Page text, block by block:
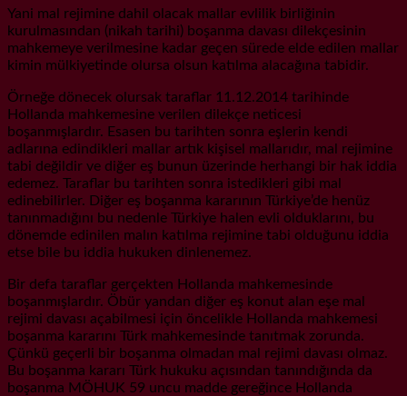
Yani mal rejimine dahil olacak mallar evlilik birliğinin
kurulmasından (nikah tarihi) boşanma davası dilekçesinin
mahkemeye verilmesine kadar geçen sürede elde edilen mallar
kimin mülkiyetinde olursa olsun katılma alacağına tabidir.
Örneğe dönecek olursak taraflar 11.12.2014 tarihinde
Hollanda mahkemesine verilen dilekçe neticesi
boşanmışlardır. Esasen bu tarihten sonra eşlerin kendi
adlarına edindikleri mallar artık kişisel mallarıdır, mal rejimine
tabi değildir ve diğer eş bunun üzerinde herhangi bir hak iddia
edemez. Taraflar bu tarihten sonra istedikleri gibi mal
edinebilirler. Diğer eş boşanma kararının Türkiye’de henüz
tanınmadığını bu nedenle Türkiye halen evli olduklarını, bu
dönemde edinilen malın katılma rejimine tabi olduğunu iddia
etse bile bu iddia hukuken dinlenemez.
Bir defa taraflar gerçekten Hollanda mahkemesinde
boşanmışlardır. Öbür yandan diğer eş konut alan eşe mal
rejimi davası açabilmesi için öncelikle Hollanda mahkemesi
boşanma kararını Türk mahkemesinde tanıtmak zorunda.
Çünkü geçerli bir boşanma olmadan mal rejimi davası olmaz.
Bu boşanma kararı Türk hukuku açısından tanındığında da
boşanma MÖHUK 59 uncu madde gereğince Hollanda